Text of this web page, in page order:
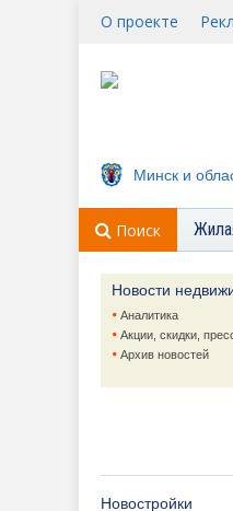
О проекте
Минск и
Поиск
Новости
Аналитика
Акции, скидки,
Архив новостей
Новостройки